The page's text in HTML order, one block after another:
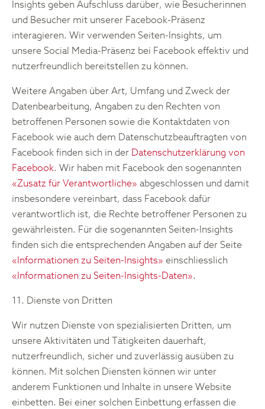
Insights geben Aufschluss darüber, wie Besucherinnen
und Besucher mit unserer Facebook-Präsenz
interagieren. Wir verwenden Seiten-Insights, um
unsere Social Media-Präsenz bei Facebook effektiv und
nutzerfreundlich bereitstellen zu können.
Weitere Angaben über Art, Umfang und Zweck der
Datenbearbeitung, Angaben zu den Rechten von
betroffenen Personen sowie die Kontaktdaten von
Facebook wie auch dem Datenschutzbeauftragten von
Facebook finden sich in der Datenschutzerklärung von
Facebook. Wir haben mit Facebook den sogenannten
«Zusatz für Verantwortliche» abgeschlossen und damit
insbesondere vereinbart, dass Facebook dafür
verantwortlich ist, die Rechte betroffener Personen zu
gewährleisten. Für die sogenannten Seiten-Insights
finden sich die entsprechenden Angaben auf der Seite
«Informationen zu Seiten-Insights» einschliesslich
«Informationen zu Seiten-Insights-Daten».
11. Dienste von Dritten
Wir nutzen Dienste von spezialisierten Dritten, um
unsere Aktivitäten und Tätigkeiten dauerhaft,
nutzerfreundlich, sicher und zuverlässig ausüben zu
können. Mit solchen Diensten können wir unter
anderem Funktionen und Inhalte in unsere Website
einbetten. Bei einer solchen Einbettung erfassen die